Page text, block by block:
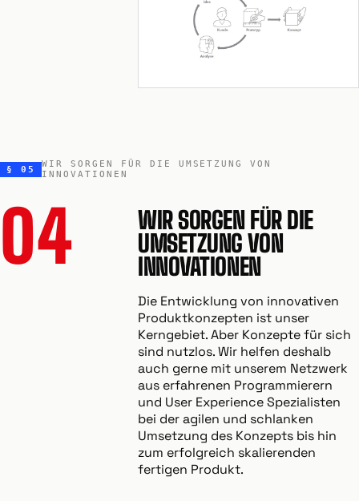
§ 05
WIR SORGEN FÜR DIE UMSETZUNG VON
INNOVATIONEN
04
WIR SORGEN FÜR DIE
UMSETZUNG VON
INNOVATIONEN
Die Entwicklung von innovativen
Produktkonzepten ist unser
Kerngebiet. Aber Konzepte für sich
sind nutzlos. Wir helfen deshalb
auch gerne mit unserem Netzwerk
aus erfahrenen Programmierern
und User Experience Spezialisten
bei der agilen und schlanken
Umsetzung des Konzepts bis hin
zum erfolgreich skalierenden
fertigen Produkt.